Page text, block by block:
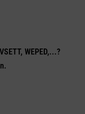
WEPED,...?